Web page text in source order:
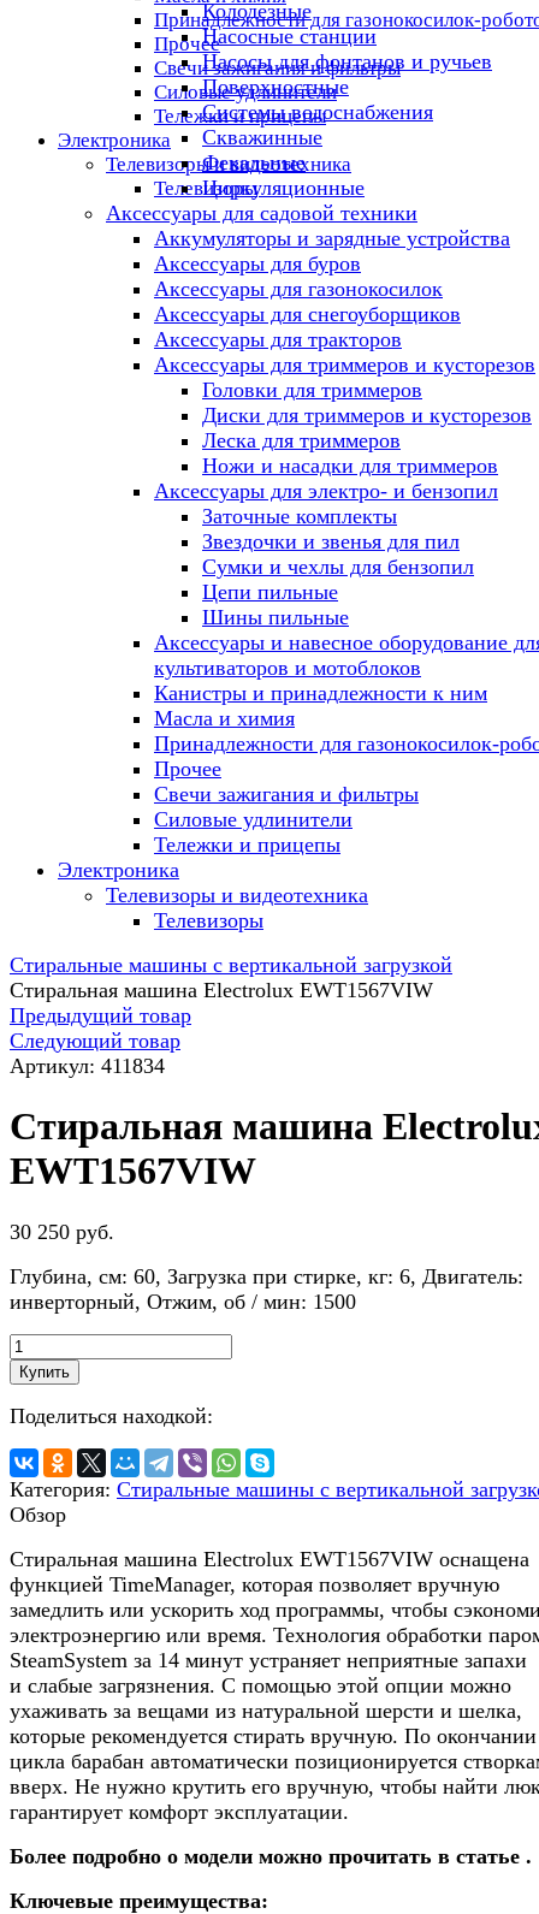
Принадлежности для газонокосилок-
Прочее
Свечи зажигания и фильтры
Силовые удлинители
Тележки и прицепы
Электроника
Телевизоры и видеотехника
Телевизоры
Колодезные
Насосные станции
Насосы для фонтанов и ручьев
Поверхностные
Системы водоснабжения
Скважинные
Фекальные
Циркуляционные
Аксессуары для садовой техники
Аккумуляторы и зарядные устройства
Аксессуары для буров
Аксессуары для газонокосилок
Аксессуары для снегоуборщиков
Аксессуары для тракторов
Аксессуары для триммеров и кусторезов
Головки для триммеров
Диски для триммеров и кусторезов
Леска для триммеров
Ножи и насадки для триммеров
Аксессуары для электро- и бензопил
Заточные комплекты
Звездочки и звенья для пил
Сумки и чехлы для бензопил
Цепи пильные
Шины пильные
Аксессуары и навесное оборудование
культиваторов и мотоблоков
Канистры и принадлежности к ним
Масла и химия
Принадлежности для газонокосилок-
Прочее
Свечи зажигания и фильтры
Силовые удлинители
Тележки и прицепы
Электроника
Телевизоры и видеотехника
Телевизоры
Стиральные машины с вертикальной загрузкой
Стиральная машина Electrolux EWT1567VIW
Предыдущий товар
Следующий товар
Артикул: 411834
Стиральная машина
EWT1567VIW
30 250 руб.
Глубина, см: 60, Загрузка при стирке, кг: 6, Двигатель:
инверторный, Отжим, об / мин: 1500
Купить
Поделиться находкой:
Категория: Стиральные машины с вертикальной
Обзор
Стиральная машина Electrolux EWT1567VIW оснащена
функцией TimeManager, которая позволяет вручную
замедлить или ускорить ход программы, чтобы
электроэнергию или время. Технология обработки
SteamSystem за 14 минут устраняет неприятные запахи
и слабые загрязнения. С помощью этой опции можно
ухаживать за вещами из натуральной шерсти и шелка,
которые рекомендуется стирать вручную. По окончании
цикла барабан автоматически позиционируется
вверх. Не нужно крутить его вручную, чтобы найти
гарантирует комфорт эксплуатации.
Более подробно о модели можно прочитать в статье .
Ключевые преимущества: